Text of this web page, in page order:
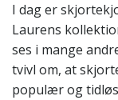
I dag er
Laurens
ses i mange
tvivl om, at
populær og